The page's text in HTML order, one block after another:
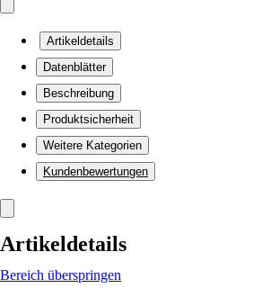
Artikeldetails
Datenblätter
Beschreibung
Produktsicherheit
Weitere Kategorien
Kundenbewertungen
Artikeldetails
Bereich überspringen